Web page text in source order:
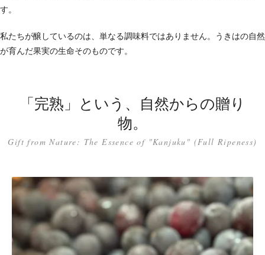
す。
私たちが醸しているのは、単なる調味料ではありません。うきはの自然
が育んだ果実の生命そのものです。
「完熟」という、自然からの贈り
物。
Gift from Nature: The Essence of "Kanjuku" (Full Ripeness)